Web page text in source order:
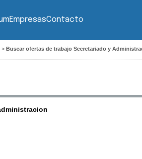
EmpresasContacto
> Buscar ofertas de trabajo Secretariado y